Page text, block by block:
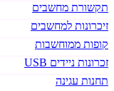
תקשורת מחשבים
זיכרונות למחשבים
קופות ממוחשבות
זכרונות ניידים USB
תחנות עגינה